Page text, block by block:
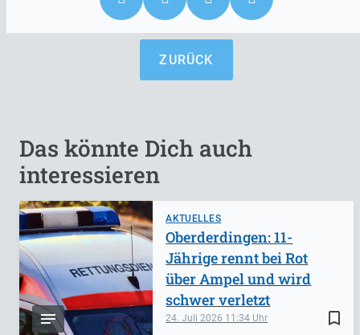
ZURÜCK
Das könnte Dich auch
interessieren
AKTUELLES
bookmark_border
24. Juli 2026 11:34
Oberderdingen: 11-
Jährige rennt bei Rot
über Ampel und wird
schwer verletzt